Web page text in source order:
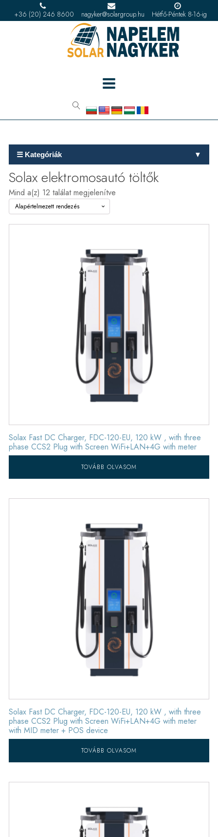
+36 (20) 246 8600 nagyker@solargroup.hu Hétfő-Péntek 8-16-ig
☰ Kategóriák ▼
Solax elektromosautó töltők
Mind a(z) 12 találat megjelenítve
Solax Fast DC Charger, FDC-120-EU, 120 kW , with three
phase CCS2 Plug with Screen WiFi+LAN+4G with meter
TOVÁBB OLVASOM
Solax Fast DC Charger, FDC-120-EU, 120 kW , with three
phase CCS2 Plug with Screen WiFi+LAN+4G with meter
with MID meter + POS device
TOVÁBB OLVASOM